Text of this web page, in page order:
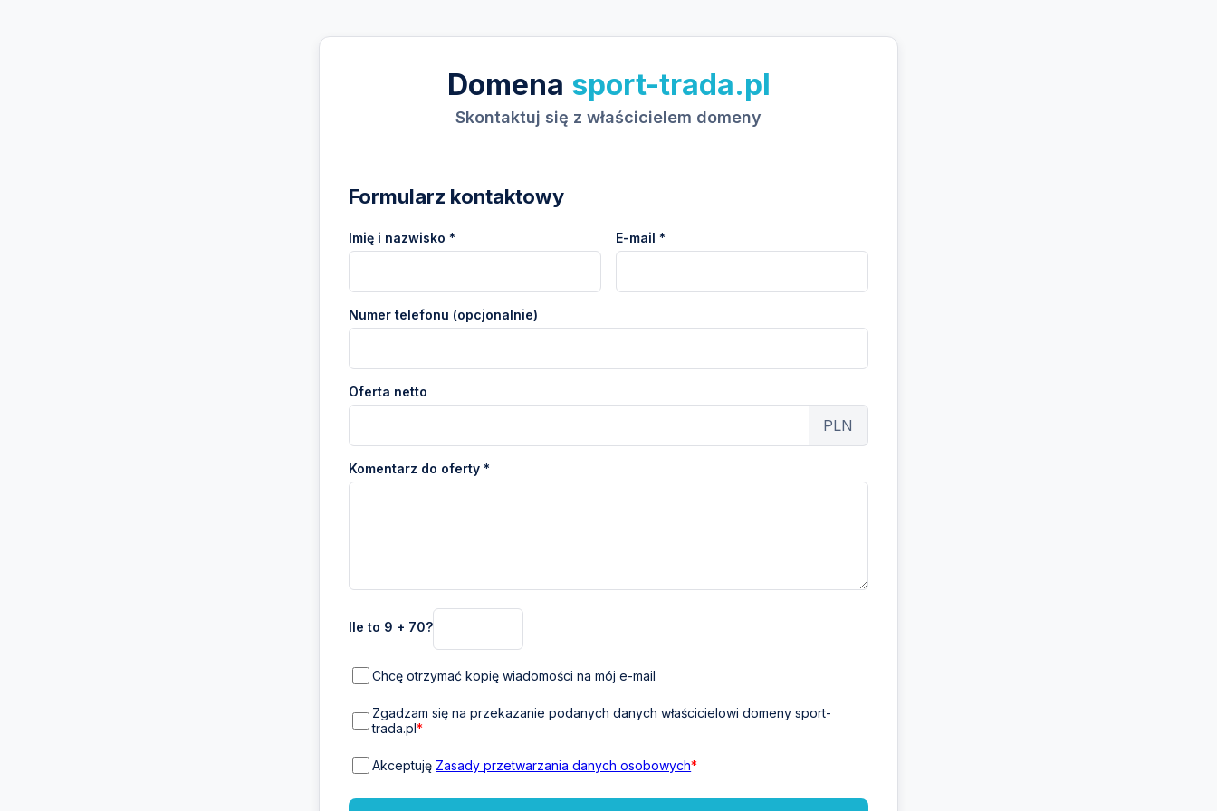
Domena sport-trada.pl
Skontaktuj się z właścicielem domeny
Formularz kontaktowy
Imię i nazwisko * E-mail *
Numer telefonu (opcjonalnie)
Oferta netto
PLN
Komentarz do oferty *
Ile to 9 + 70?
Chcę otrzymać kopię wiadomości na mój e-mail
Zgadzam się na przekazanie podanych danych właścicielowi domeny sport-
trada.pl*
Akceptuję Zasady przetwarzania danych osobowych*